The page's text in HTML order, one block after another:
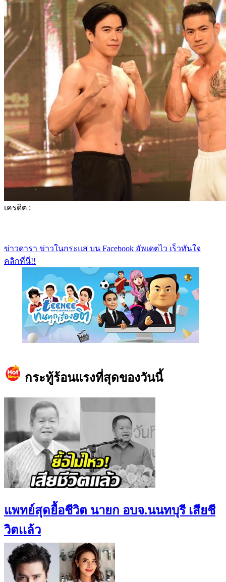
เครดิต :
ข่าวดารา ข่าวในกระแส บน Facebook อัพเดตไว เร็วทันใจ
คลิกที่นี่!!
กระทู้ร้อนแรงที่สุดของวันนี้
แพทย์สุดยื้อชีวิต นายก อบจ.นนทบุรี เสียชี
วิตเเล้ว